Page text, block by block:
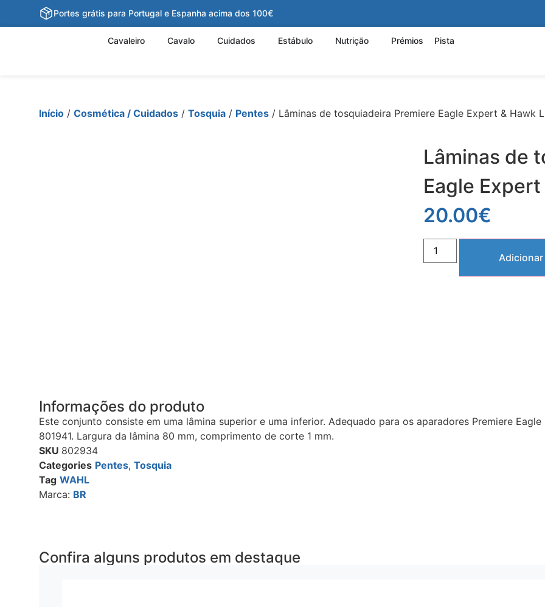
Portes grátis para Portugal e Espanha acima dos 100€
Cavaleiro Cavalo Cuidados Estábulo Nutrição Prémios Pista
Início / Cosmética / Cuidados / Tosquia / Pentes / Lâminas de tosquiadeira Premiere Eagle Expert & Hawk
Lâminas de
Eagle
20.00€
Adicionar
Informações do produto
Este conjunto consiste em uma lâmina superior e uma inferior. Adequado para os aparadores Premiere
801941. Largura da lâmina 80 mm, comprimento de corte 1 mm.
SKU 802934
Categories Pentes, Tosquia
Tag WAHL
Marca: BR
Confira alguns produtos em destaque